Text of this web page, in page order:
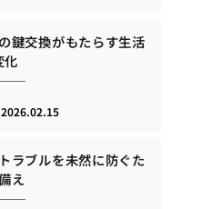
鍵交換がもたらす生活
化
2026.02.15
ラブルを未然に防ぐた
え